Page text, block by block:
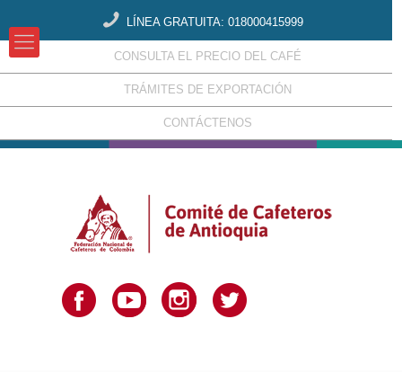
LÍNEA GRATUITA: 018000415999
CONSULTA EL PRECIO DEL CAFÉ
TRÁMITES DE EXPORTACIÓN
CONTÁCTENOS